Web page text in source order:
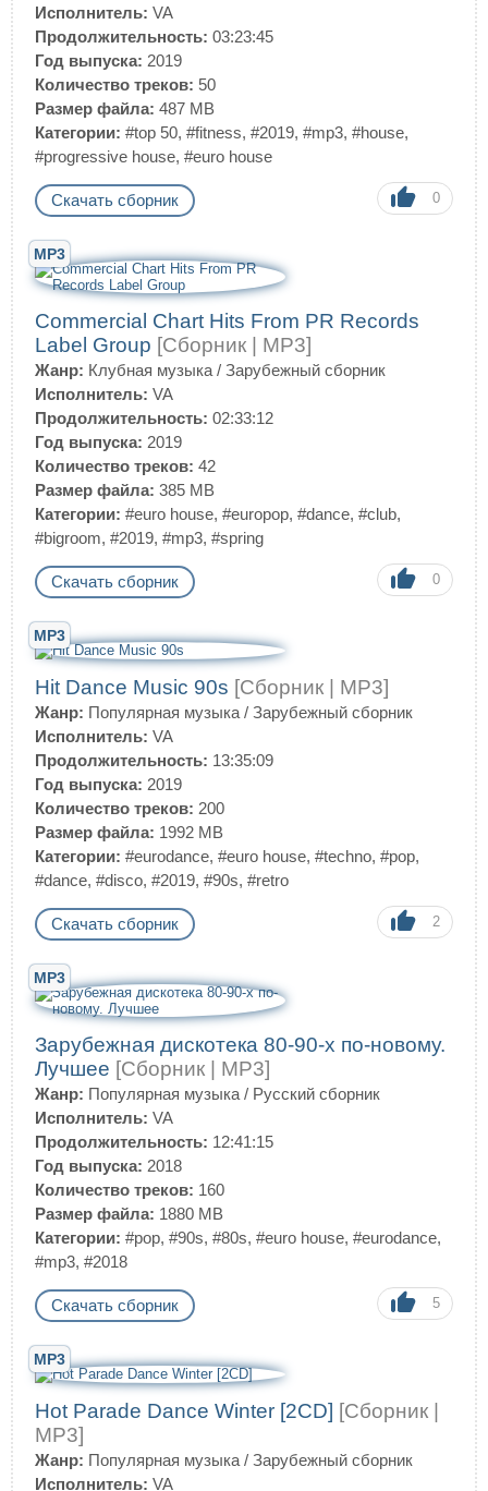
Исполнитель: VA
Продолжительность: 03:23:45
Год выпуска: 2019
Количество треков: 50
Размер файла: 487 MB
Категории: #top 50, #fitness, #2019, #mp3, #house,
#progressive house, #euro house
Скачать сборник 0
MP3
Commercial Chart Hits From PR Records
Label Group [Сборник | MP3]
Жанр: Клубная музыка / Зарубежный сборник
Исполнитель: VA
Продолжительность: 02:33:12
Год выпуска: 2019
Количество треков: 42
Размер файла: 385 MB
Категории: #euro house, #europop, #dance, #club,
#bigroom, #2019, #mp3, #spring
Скачать сборник 0
MP3
Hit Dance Music 90s [Сборник | MP3]
Жанр: Популярная музыка / Зарубежный сборник
Исполнитель: VA
Продолжительность: 13:35:09
Год выпуска: 2019
Количество треков: 200
Размер файла: 1992 MB
Категории: #eurodance, #euro house, #techno, #pop,
#dance, #disco, #2019, #90s, #retro
Скачать сборник 2
MP3
Зарубежная дискотека 80-90-х по-новому.
Лучшее [Сборник | MP3]
Жанр: Популярная музыка / Русский сборник
Исполнитель: VA
Продолжительность: 12:41:15
Год выпуска: 2018
Количество треков: 160
Размер файла: 1880 MB
Категории: #pop, #90s, #80s, #euro house, #eurodance,
#mp3, #2018
Скачать сборник 5
MP3
Hot Parade Dance Winter [2CD] [Сборник |
MP3]
Жанр: Популярная музыка / Зарубежный сборник
Исполнитель: VA